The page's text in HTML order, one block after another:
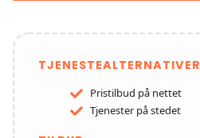
TJENESTEALTERNATIVER
Pristilbud på nettet
Tjenester på stedet